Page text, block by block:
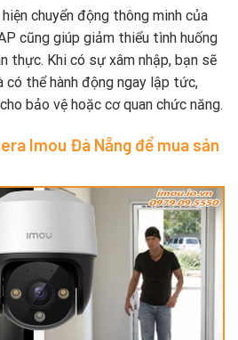
chuyển động thông minh của
cũng giúp giảm thiểu tình huống
thực. Khi có sự xâm nhập, bạn sẽ
có thể hành động ngay lập tức,
bảo vệ hoặc cơ quan chức năng.
Imou Đà Nẵng để mua sản